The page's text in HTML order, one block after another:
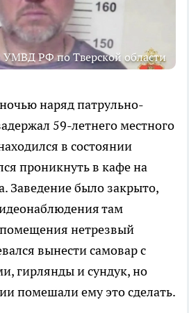
РФ по Тверской области
наряд патрульно-
59-летнего местного
в состоянии
проникнуть в кафе на
Заведение было закрыто,
там
помещения нетрезвый
вынести самовар с
гирлянды и сундук, но
помешали ему это сделать.